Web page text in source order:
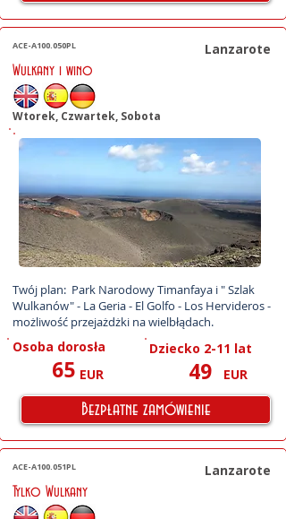
ACE-A100.050PL
Lanzarote
Wulkany i wino
Wtorek, Czwartek, Sobota
Twój plan:  Park Narodowy Timanfaya i " Szlak
Wulkanów" - La Geria - El Golfo - Los Hervideros -
możliwość przejażdżki na wielbłądach.
Osoba dorosła
65 EUR
Dziecko 2-11 lat
49 EUR
Bezpłatne zamówienie
ACE-A100.051PL
Lanzarote
Tylko Wulkany